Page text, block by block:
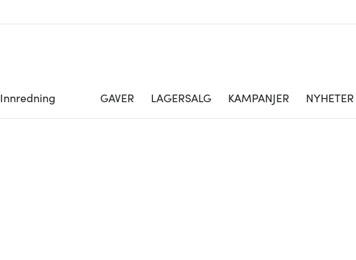
Innredning GAVER LAGERSALG KAMPANJER NYHETER